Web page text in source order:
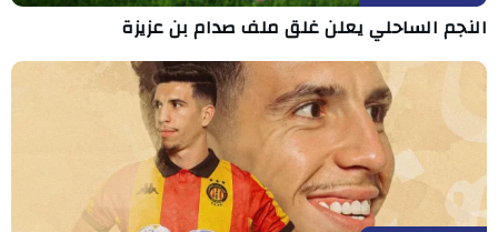
النجم الساحلي يعلن غلق ملف صدام بن عزيزة